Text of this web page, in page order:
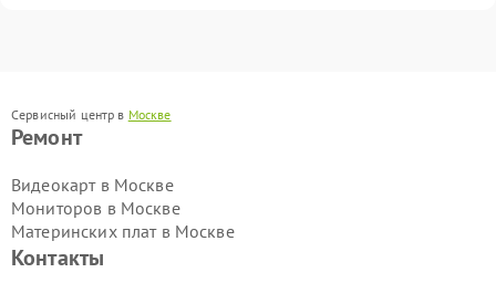
Сервисный центр в Москве
Ремонт
Видеокарт в Москве
Мониторов в Москве
Материнских плат в Москве
Контакты